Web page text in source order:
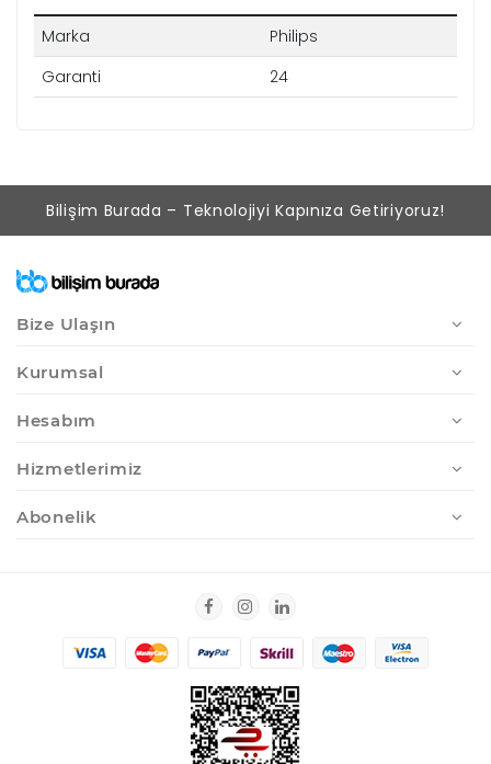
Marka
Philips
Garanti
24
Bilişim Burada – Teknolojiyi Kapınıza Getiriyoruz!
Bize Ulaşın
Kurumsal
Hesabım
Hizmetlerimiz
Abonelik